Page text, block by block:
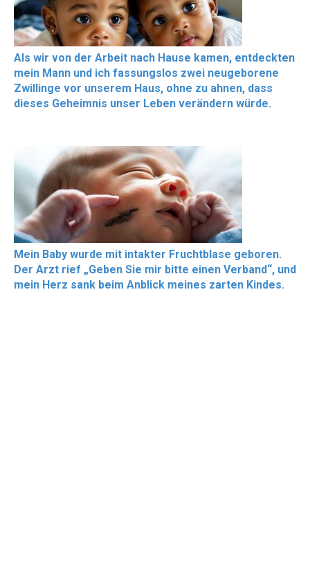
Als wir von der Arbeit nach Hause kamen, entdeckten
mein Mann und ich fassungslos zwei neugeborene
Zwillinge vor unserem Haus, ohne zu ahnen, dass
dieses Geheimnis unser Leben verändern würde.
Mein Baby wurde mit intakter Fruchtblase geboren.
Der Arzt rief „Geben Sie mir bitte einen Verband“, und
mein Herz sank beim Anblick meines zarten Kindes.